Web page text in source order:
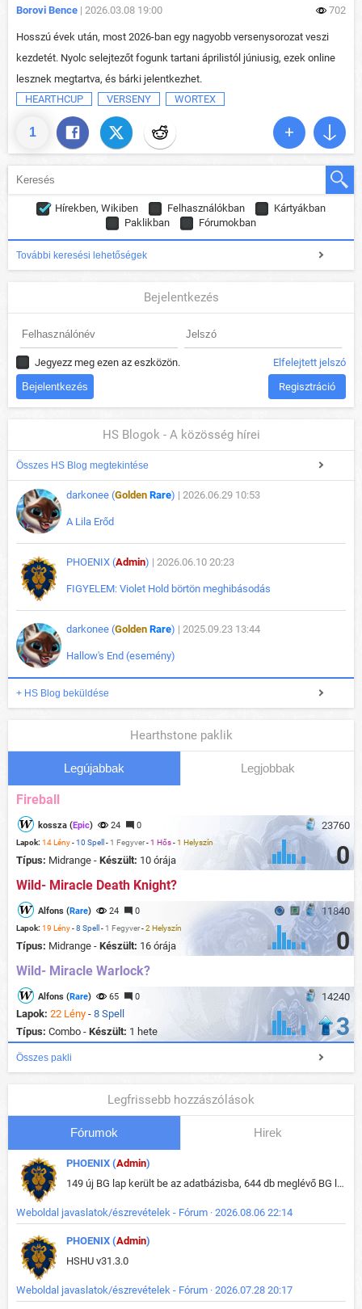
1
Borovi Bence | 2026.03.08 19:00 702
Hosszú évek után, most 2026-ban egy nagyobb versenysorozat veszi
kezdetét. Nyolc selejtezőt fogunk tartani áprilistól júniusig, ezek online
lesznek megtartva, és bárki jelentkezhet.
HEARTHCUP
VERSENY WORTEX
Hírekben, Wikiben Felhasználókban
Kártyákban
Paklikban
Fórumokban
További keresési lehetőségek
Bejelentkezés
Jegyezz meg ezen az eszközön. Elfelejtett jelszó
Regisztráció
HS Blogok - A közösség hírei
Összes HS Blog megtekintése
darkonee (Golden Rare) | 2026.06.29 10:53
A Lila Erőd
PHOENIX (Admin) | 2026.06.10 20:23
FIGYELEM: Violet Hold börtön meghibásodás
darkonee (Golden Rare) | 2025.09.23 13:44
Hallow's End (esemény)
+ HS Blog beküldése
Hearthstone paklik
Legújabbak Legjobbak
Fireball
23760
kossza (Epic) 24 0
Lapok: 14 Lény-10 Spell - 1 Fegyver-1 Hős-1 Helyszín
Típus: Midrange - Készült: 10 órája 0
Wild- Miracle Death Knight?
11840
Alfons (Rare) 24 0
Lapok: 19 Lény-8 Spell - 1 Fegyver-2 Helyszín
Típus: Midrange - Készült: 16 órája 0
Wild- Miracle Warlock?
14240
Alfons (Rare) 65 0
Lapok: 22 Lény - 8 Spell
Típus: Combo - Készült: 1 hete 3
Összes pakli
Legfrissebb hozzászólások
Fórumok Hirek
PHOENIX (Admin)
149 új BG lap került be az adatbázisba, 644 db meglévő BG lap módosult, bekerültek az új képek a megváltozott lapokhoz is.
Weboldal javaslatok/észrevételek - Fórum · 2026.08.06 22:14
PHOENIX (Admin)
HSHU v31.3.0
Weboldal javaslatok/észrevételek - Fórum · 2026.07.28 20:17